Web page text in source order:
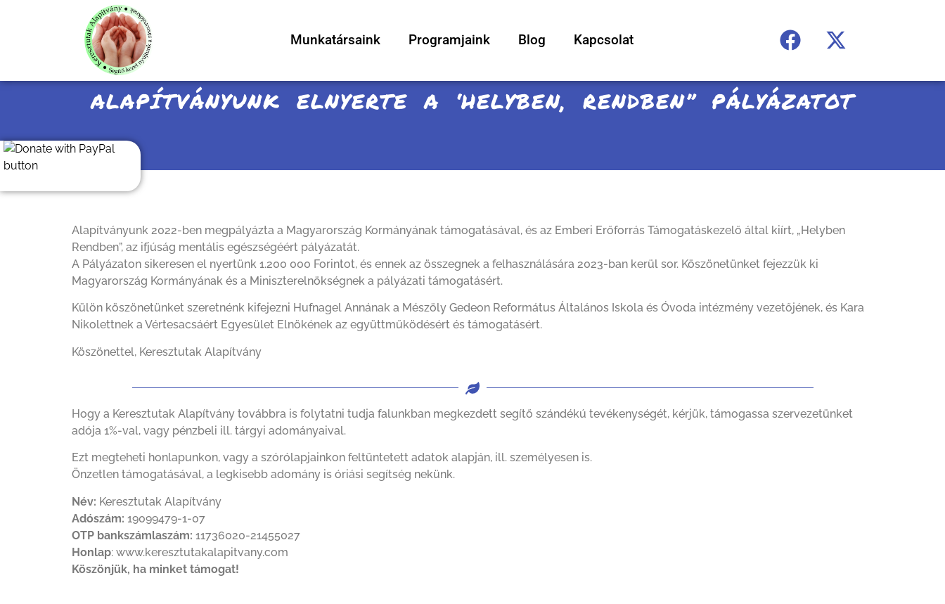
Munkatársaink Programjaink Blog Kapcsolat
ALAPÍTVÁNYUNK ELNYERTE A ‘HELYBEN, RENDBEN” PÁLYÁZATOT
Alapítványunk 2022-ben megpályázta a Magyarország Kormányának támogatásával, és az Emberi Erőforrás Támogatáskezelő által kiírt, „Helyben
Rendben”, az ifjúság mentális egészségéért pályázatát.
A Pályázaton sikeresen el nyertünk 1.200 000 Forintot, és ennek az összegnek a felhasználására 2023-ban kerül sor. Köszönetünket fejezzük ki
Magyarország Kormányának és a Miniszterelnökségnek a pályázati támogatásért.
Külön köszönetünket szeretnénk kifejezni Hufnagel Annának a Mészöly Gedeon Református Általános Iskola és Óvoda intézmény vezetőjének, és Kara
Nikolettnek a Vértesacsáért Egyesület Elnökének az együttműködésért és támogatásért.
Köszönettel, Keresztutak Alapítvány
Hogy a Keresztutak Alapítvány továbbra is folytatni tudja falunkban megkezdett segítő szándékú tevékenységét, kérjük, támogassa szervezetünket
adója 1%-val, vagy pénzbeli ill. tárgyi adományaival.
Ezt megteheti honlapunkon, vagy a szórólapjainkon feltüntetett adatok alapján, ill. személyesen is.
Önzetlen támogatásával, a legkisebb adomány is óriási segítség nekünk.
Név: Keresztutak Alapítvány
Adószám: 19099479-1-07
OTP bankszámlaszám: 11736020-21455027
Honlap: www.keresztutakalapitvany.com
Köszönjük, ha minket támogat!